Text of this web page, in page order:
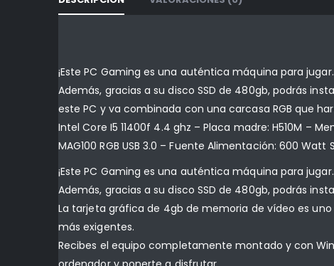
¡Este PC Gaming es una auténtica máquina para
Además, gracias a su disco SSD de 480gb, podrás
este PC y va combinada con una carcasa RGB que
Intel Core I5 11400f 4.4 ghz – Placa madre: H510M –
MAG100 RGB USB 3.0 – Fuente Alimentación: 600
¡Este PC Gaming es una auténtica máquina para
Además, gracias a su disco SSD de 480gb, podrás
La tarjeta gráfica de 4gb de memoria de vídeo es
más exigentes.
Recibes el equipo completamente montado y con